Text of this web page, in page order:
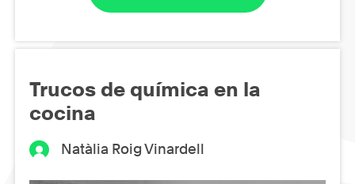
Trucos de química en la
cocina
Natàlia Roig Vinardell